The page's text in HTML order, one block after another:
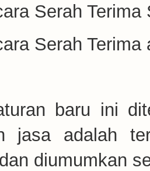
Serah
Serah
baru ini
jasa adalah
diumumkan